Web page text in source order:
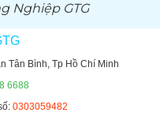
Nghiệp GTG
Tân Bình, Tp Hồ Chí Minh
6688
0303059482